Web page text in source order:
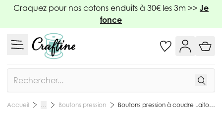
Allez au contenu
Craquez pour nos cotons enduits à 30€ les 3m >> Je
fonce
Accueil … Boutons pression Boutons pression à coudre Laiton Prym Or rose - 3 tailles